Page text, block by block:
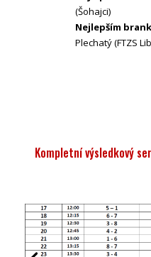
(Šohajci)
Nejlepším
Plechatý (FTZS
Kompletní výsledkový